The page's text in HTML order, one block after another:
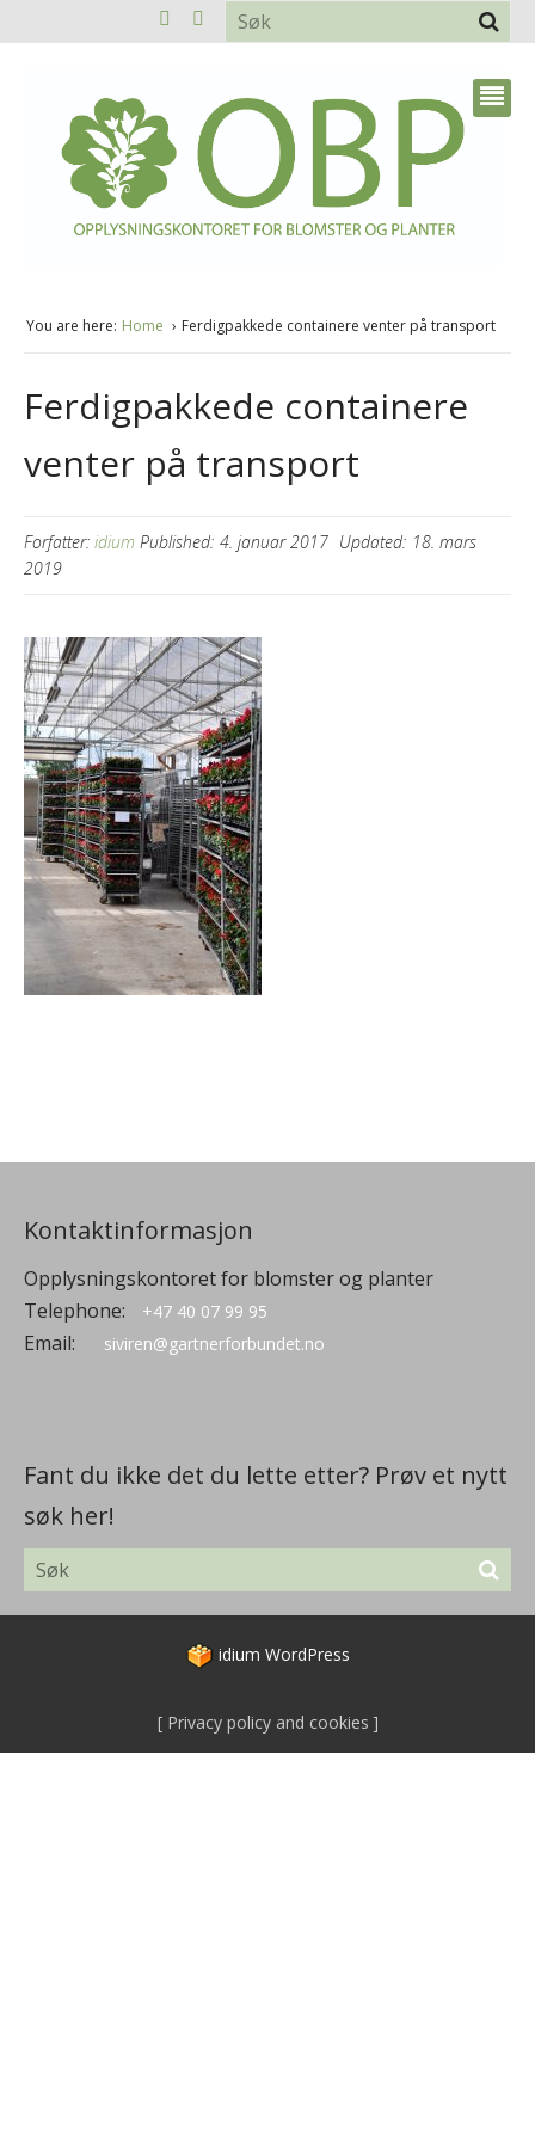
You are here: Home Ferdigpakkede containere venter på transport
Ferdigpakkede containere
venter på transport
Forfatter: idium Published: 4. januar 2017 Updated: 18. mars
2019
Kontaktinformasjon
Opplysningskontoret for blomster og planter
Telephone:
+47 40 07 99 95
Email: siviren@gartnerforbundet.no
Fant du ikke det du lette etter? Prøv et nytt
søk her!
idium WordPress
Privacy policy and cookies